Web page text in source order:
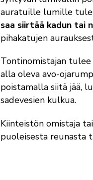
auratuille lumille
saa siirtää kadun tai
pihakatujen
Tontinomistajan
alla oleva avo-
poistamalla siitä jää,
sadevesien kulkua.
Kiinteistön omistaja
puoleisesta reunasta